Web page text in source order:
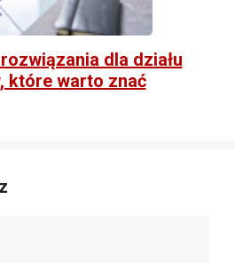
dla działu
które warto znać